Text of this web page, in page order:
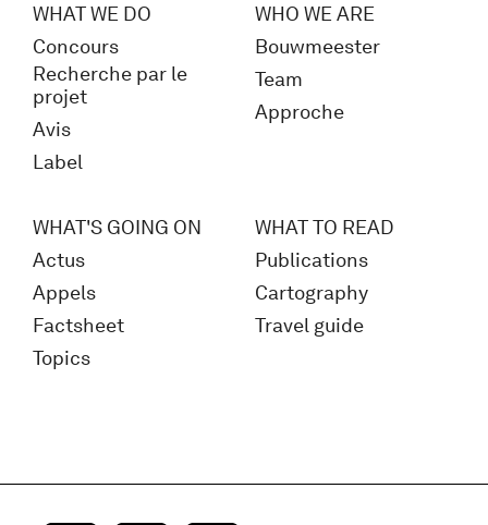
WHAT WE DO
Concours
Recherche par le
projet
Avis
Label
WHO WE ARE
Bouwmeester
Team
Approche
WHAT'S GOING ON
Actus
Appels
Factsheet
Topics
WHAT TO READ
Publications
Cartography
Travel guide